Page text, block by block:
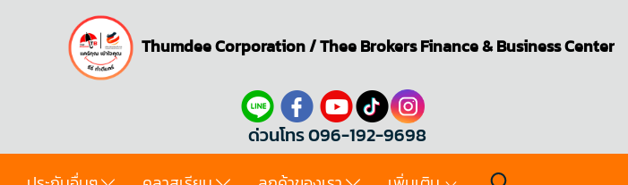
Thumdee Corporation/Thee BrokersFinance & Business Center
ด่วนโทร 096-192-9698